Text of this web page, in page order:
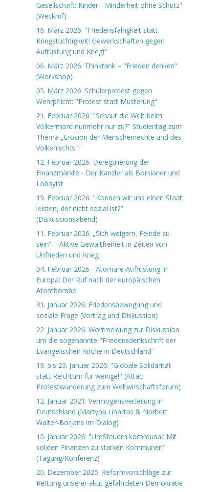
Gesellschaft: Kinder - Minderheit ohne Schutz"
(Weckruf)
16. März 2026: "Friedensfähigkeit statt
Kriegstüchtigkeit! Gewerkschaften gegen
Aufrüstung und Krieg!"
06. März 2026: Thinktank – "Frieden denken"
(Workshop)
05. März 2026: Schülerprotest gegen
Wehrpflicht: "Protest statt Musterung"
21. Februar 2026: "Schaut die Welt beim
Völkermord nunmehr nur zu?" Studientag zum
Thema „Erosion der Menschenrechte und des
Völkerrechts “
12. Februar 2026: Deregulierung der
Finanzmärkte - Der Kanzler als Börsianer und
Lobbyist
19. Februar 2026: "Können wir uns einen Staat
leisten, der nicht sozial ist?"
(Diskussionsabend)
11. Februar 2026: „Sich weigern, Feinde zu
sein“ – Aktive Gewaltfreiheit in Zeiten von
Unfrieden und Krieg
04. Februar 2026 - Atomare Aufrüstung in
Europa: Der Ruf nach der europäischen
Atombombe
31. Januar 2026: Friedensbewegung und
soziale Frage (Vortrag und Diskussion)
22. Januar 2026: Wortmeldung zur Diskussion
um die sogenannte "Friedensdenkschrift der
Evangelischen Kirche in Deutschland"
19. bis 23. Januar 2026: "Globale Solidarität
statt Reichtum für wenige!" (Attac-
Protestwanderung zum Weltwirschaftsforum)
12. Januar 2021: Vermögensverteilung in
Deutschland (Martyna Linartas & Norbert
Walter-Borjans im Dialog)
10. Januar 2026: "UmSteuern kommunal: Mit
soliden Finanzen zu starken Kommunen"
(Tagung/Konferenz)
20. Dezember 2025: Reformvorschläge zur
Rettung unserer akut gefährdeten Demokratie